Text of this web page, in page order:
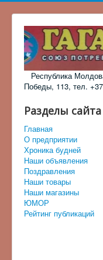
Республика
Победы, 113, тел.
Разделы сайта
Главная
О предприятии
Хроника будней
Наши объявления
Поздравления
Наши товары
Наши магазины
ЮМОР
Рейтинг публикаций